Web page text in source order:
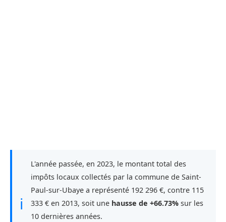
ℹ
L'année passée, en 2023, le montant total des
impôts locaux collectés par la commune de Saint-
Paul-sur-Ubaye a représenté 192 296 €, contre 115
333 € en 2013, soit une hausse de +66.73% sur les
10 dernières années.